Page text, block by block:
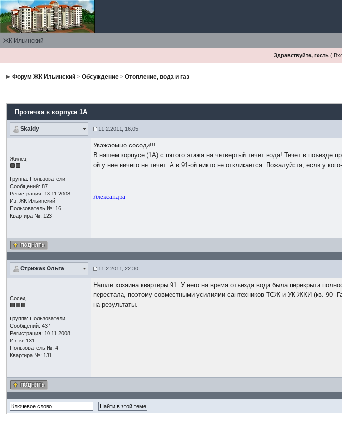
ЖК Ильинский
Здравствуйте, гость(
Форум ЖК Ильинский >Обсуждение >Отопление, вода и газ
Протечка в корпусе 1А
Skaldy 11.2.2011, 16:05
Жилец
Группа: Пользователи
Сообщений: 87
Регистрация: 18.11.2008
Из: ЖК Ильинский
Пользователь №: 16
Квартира №: 123
Уважаемые соседи!!!
В нашем корпусе (1А) с пятого этажа на четвертый течет вода! Течет в поъезде
ой у нее ничего не течет. А в 91-ой никто не откликается. Пожалуйста, если у
--------------------
Александра
Стрижак Ольга 11.2.2011, 22:30
Сосед
Группа: Пользователи
Сообщений: 437
Регистрация: 10.11.2008
Из: кв.131
Пользователь №: 4
Квартира №: 131
Нашли хозяина квартиры 91. У него на время отъезда вода была перекрыта
перестала, поэтому совместными усилиями сантехников ТСЖ и УК ЖКИ (кв. 90 -
на результаты.